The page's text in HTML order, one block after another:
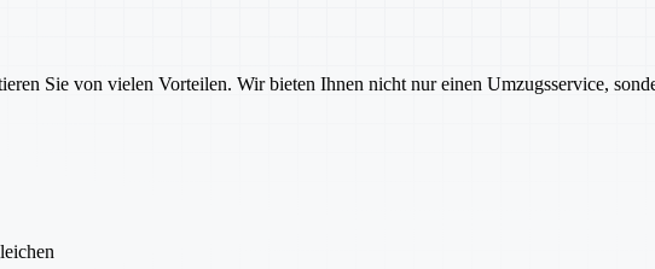
Sie von vielen Vorteilen. Wir bieten Ihnen nicht nur einen Umzugsservice,